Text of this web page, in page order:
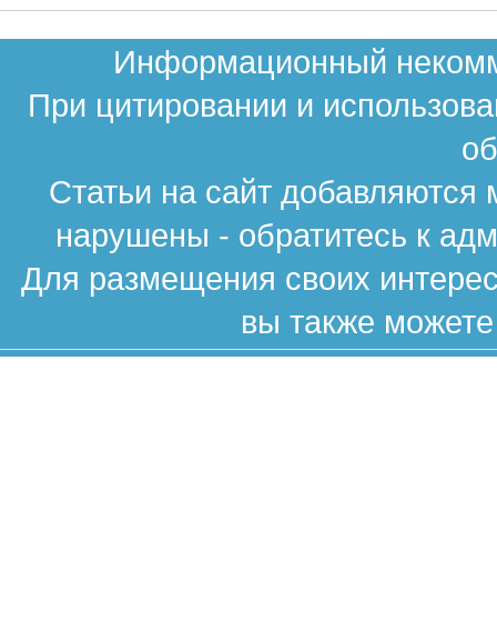
Информационный
При цитировании и
Статьи на сайт
нарушены - обратитесь к
Для размещения своих
вы также